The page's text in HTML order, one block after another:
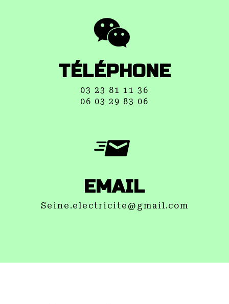
TÉLÉPHONE
03 23 81 11 36
06 03 29 83 06
EMAIL
seine.electricite@gmail.com